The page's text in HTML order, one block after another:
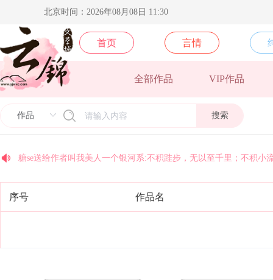
北京时间：2026年08月08日 11:30
首页 言情
全部作品 VIP作品
搜索
yj9574送给《光的背面》一个M78星云:逝者如斯夫，不舍星云
糖se送给作者叫我美人一个银河系:不积跬步，无以至千里；不积小
coco送给《末世后我成了丧尸》一个M78星云:逝者如斯夫，不舍星
今天早睡了吗送给《乱世玫瑰》一个M78星云:逝者如斯夫，不舍星
北方阿尼亚送给《卿本殊色》一个M78星云:逝者如斯夫，不舍星云
梵地高送给《须尽欢》一个M78星云:逝者如斯夫，不舍星云
序号 作品名